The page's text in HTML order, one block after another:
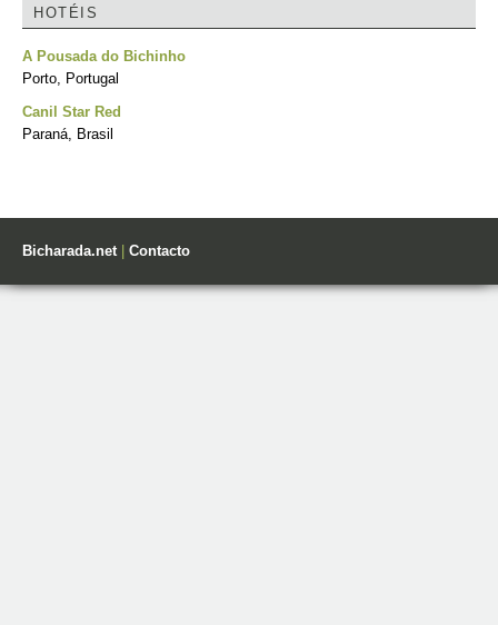
HOTÉIS
A Pousada do Bichinho
Porto, Portugal
Canil Star Red
Paraná, Brasil
Bicharada.net| Contacto